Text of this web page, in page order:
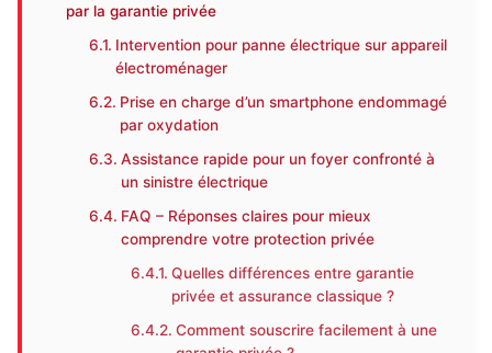
par la garantie privée
Intervention pour panne électrique sur appareil
électroménager
Prise en charge d’un smartphone endommagé
par oxydation
Assistance rapide pour un foyer confronté à
un sinistre électrique
FAQ – Réponses claires pour mieux
comprendre votre protection privée
Quelles différences entre garantie
privée et assurance classique ?
Comment souscrire facilement à une